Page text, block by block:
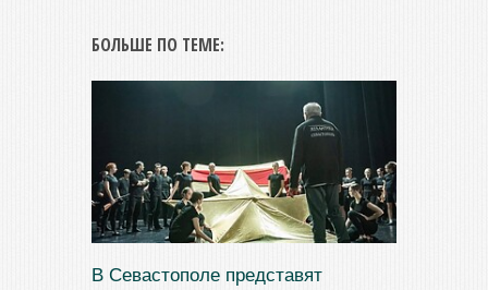
БОЛЬШЕ ПО ТЕМЕ:
В Севастополе представят